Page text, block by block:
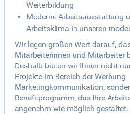
Weiterbildung
Moderne Arbeitsausstattung
Arbeitsklima in unseren
Wir legen großen Wert darauf,
Mitarbeiterinnen und Mitarbeiter
Deshalb bieten wir Ihnen nicht
Projekte im Bereich der Werbung
Marketingkommunikation,
Benefitprogramm, das Ihre
angenehm wie möglich